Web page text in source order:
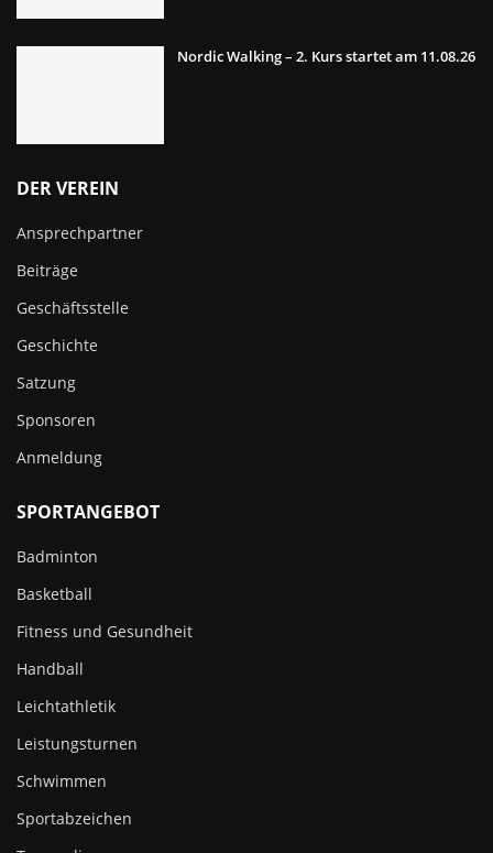
Nordic Walking – 2. Kurs startet am 11.08.26
DER VEREIN
Ansprechpartner
Beiträge
Geschäftsstelle
Geschichte
Satzung
Sponsoren
Anmeldung
SPORTANGEBOT
Badminton
Basketball
Fitness und Gesundheit
Handball
Leichtathletik
Leistungsturnen
Schwimmen
Sportabzeichen